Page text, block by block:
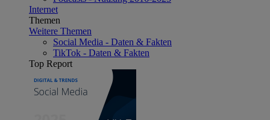
Internet
Themen
Weitere Themen
Social Media - Daten & Fakten
TikTok - Daten & Fakten
Top Report